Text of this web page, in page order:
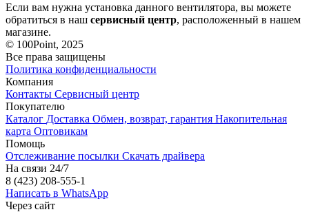
Если вам нужна установка данного вентилятора, вы можете
обратиться в наш сервисный центр, расположенный в нашем
магазине.
© 100Point, 2025
Все права защищены
Политика конфиденциальности
Компания
Контакты Сервисный центр
Покупателю
Каталог Доставка Обмен, возврат, гарантия Накопительная
карта Оптовикам
Помощь
Отслеживание посылки Скачать драйвера
На связи 24/7
8 (423) 208-555-1
Написать в WhatsApp
Через сайт